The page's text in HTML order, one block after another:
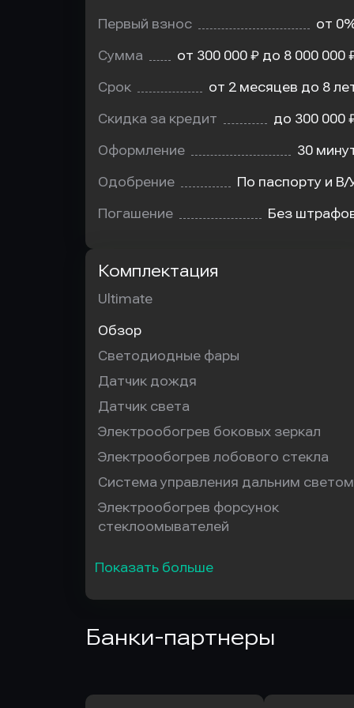
Первый взнос от
Сумма от 300 000 ₽ до 8 000 000
Срок от 2 месяцев до 8
Скидка за кредит до 300 000
Оформление 30
Одобрение По паспорту и В/
Погашение Без
Комплектация
Ultimate
Обзор
Светодиодные фары
Датчик дождя
Датчик света
Электрообогрев боковых зеркал
Электрообогрев лобового стекла
Система управления дальним светом
Электрообогрев форсунок
стеклоомывателей
Показать больше
Банки-партнеры